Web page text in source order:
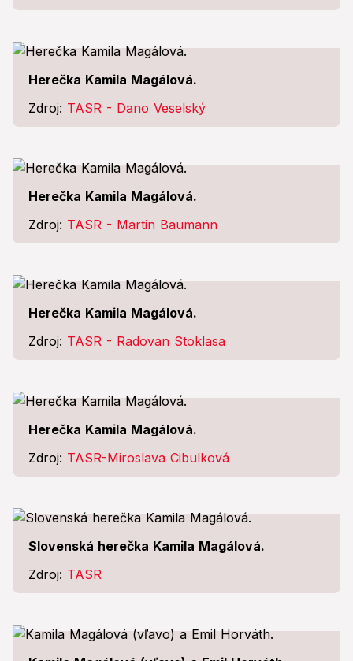
Herečka Kamila Magálová.
Zdroj: TASR - Dano Veselský
Herečka Kamila Magálová.
Zdroj: TASR - Martin Baumann
Herečka Kamila Magálová.
Zdroj: TASR - Radovan Stoklasa
Herečka Kamila Magálová.
Zdroj: TASR-Miroslava Cibulková
Slovenská herečka Kamila Magálová.
Zdroj: TASR